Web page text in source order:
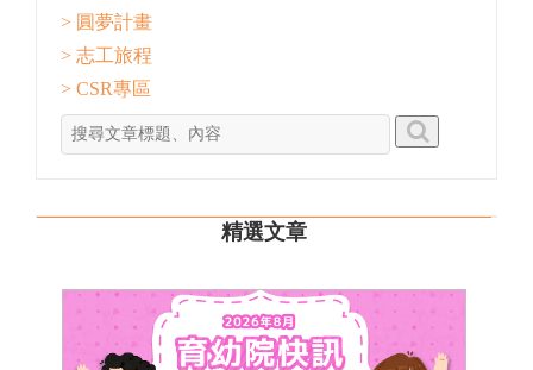
> 圓夢計畫
> 志工旅程
> CSR專區
精選文章